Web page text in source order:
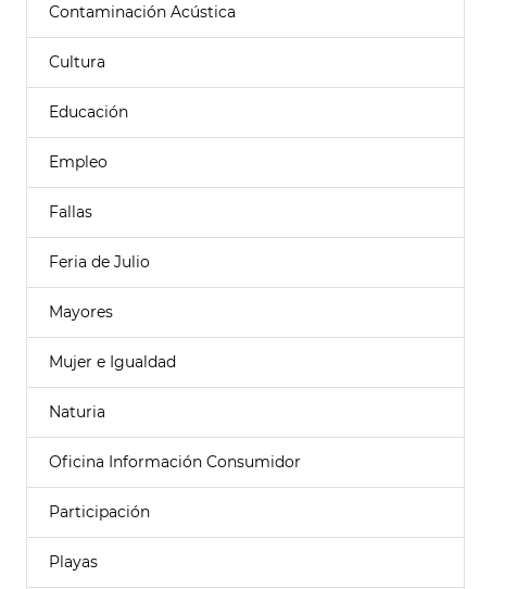
Contaminación Acústica
Cultura
Educación
Empleo
Fallas
Feria de Julio
Mayores
Mujer e Igualdad
Naturia
Oficina Información Consumidor
Participación
Playas